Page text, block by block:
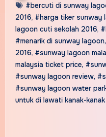
#bercuti di sunway
2016, #harga tiker sunway
lagoon cuti sekolah 2016,
#menarik di sunway lagoon,
2016, #sunway lagoon
malaysia ticket price,
#sunway lagoon review,
#sunway lagoon water
untuk di lawati kanak-kanak